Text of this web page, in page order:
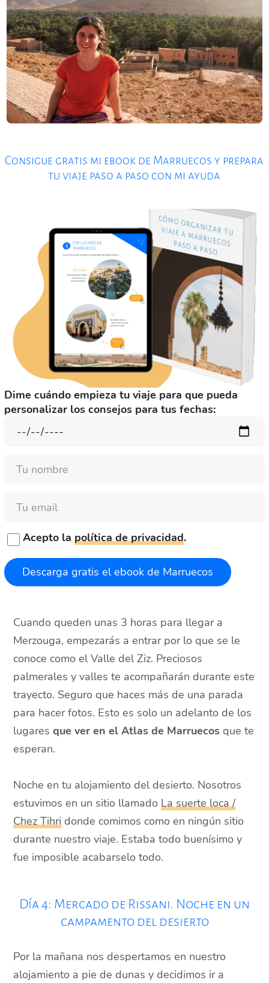
Consigue gratis mi ebook de Marruecos y prepara
tu viaje paso a paso con mi ayuda
Dime cuándo empieza tu viaje para que pueda
personalizar los consejos para tus fechas:
Nombre
Email
Acepto la política de privacidad.
Cuando queden unas 3 horas para llegar a
Merzouga, empezarás a entrar por lo que se le
conoce como el Valle del Ziz. Preciosos
palmerales y valles te acompañarán durante este
trayecto. Seguro que haces más de una parada
para hacer fotos. Esto es solo un adelanto de los
lugaresque ver en el Atlas de Marruecos que te
esperan.
Noche en tu alojamiento del desierto. Nosotros
estuvimos en un sitio llamadoLa suerte loca /
Chez Tihri donde comimos como en ningún sitio
durante nuestro viaje. Estaba todo buenísimo y
fue imposible acabarselo todo.
Día 4: Mercado de Rissani. Noche en un
campamento del desierto
Por la mañana nos despertamos en nuestro
alojamiento a pie de dunas y decidimos ir a